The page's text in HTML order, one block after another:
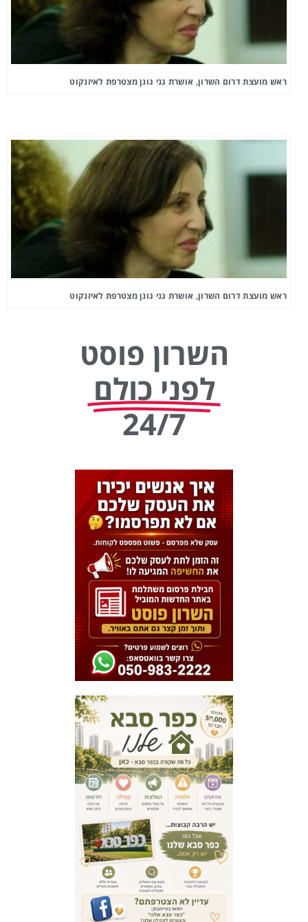
ראש מועצת דרום השרון, אושרת גני גונן מצטרפת לאיזנקוט
ראש מועצת דרום השרון, אושרת גני גונן מצטרפת לאיזנקוט
השרון פוסט
לפני כולם
24/7